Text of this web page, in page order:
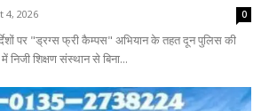
4, 2026 0
पर "ड्रग्स फ्री कैम्पस" अभियान के तहत दून पुलिस की
निजी शिक्षण संस्थान से बिना...